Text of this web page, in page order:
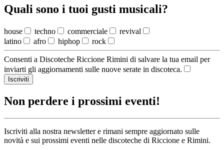
Quali sono i tuoi gusti musicali?
house techno commerciale
revival
latino
afro hiphop rock
Consenti a Discoteche Riccione Rimini di salvare la tua email per
inviarti gli aggiornamenti sulle nuove serate in discoteca.
Iscriviti
Non perdere i prossimi eventi!
Iscriviti alla nostra newsletter e rimani sempre aggiornato sulle
novità e sui prossimi eventi nelle discoteche di Riccione e Rimini.